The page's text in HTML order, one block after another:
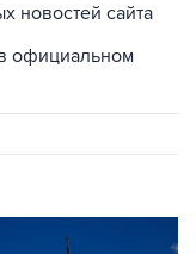
новостей сайта
официальном